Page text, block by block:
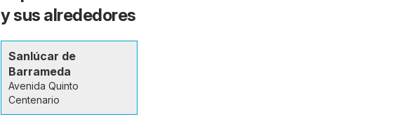
y sus alrededores
Sanlúcar de
Barrameda
Avenida Quinto
Centenario